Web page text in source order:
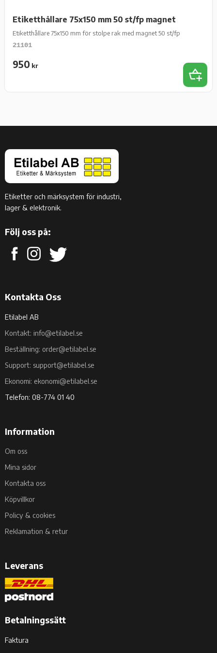
Etiketthållare 75x150 mm 50 st/fp magnet
Etiketthållare 75x150 mm för stolpe rak med magnet 50 st/fp
21101
950 kr
Add
Etiketter och märksystem för industri,
lager & elektronik.
Följ oss på:
Kontakta Oss
Etilabel AB
Kontakt: info@etilabel.se
Beställning: order@etilabel.se
Support: support@etilabel.se
Ekonomi: ekonomi@etilabel.se
Telefon: 08-774 01 40
Information
Om oss
Mina sidor
Kontakta oss
Köpvillkor
Policy & cookies
Reklamation & retur
Leverans
Betalningssätt
Faktura